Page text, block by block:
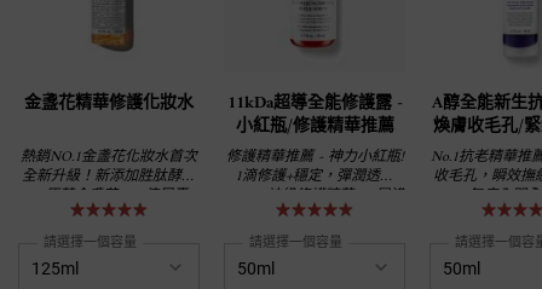
金盞花精華修護化妝水
熱銷NO.1金盞花化妝水首次
全新升級！新添加胜肽酵母
X 原萃金盞花 X 3倍尿囊
素！6倍超速調理力，溫和不
刺激，收毛孔、去顆粒、改
善油光、1天就能養出零瑕
請選擇一個容量
11kDa超導全能修護露 -
小紅瓶/修護精華推薦
修護精華推薦 - 神力小紅瓶!
1滴修護+穩定，彈潤透亮
200%! 神級修護精華 - 8層滲
透、8秒有感、8大問題有效
解決!
請選擇一個容量
A醇全能新生
煥膚收毛孔/
抗老精
No.1抗老精華推
收毛孔，瞬效撫
<br>無痛入門
容，契爾氏打
養品！
用者高效有感
刺激、無香料添
請選擇一個容